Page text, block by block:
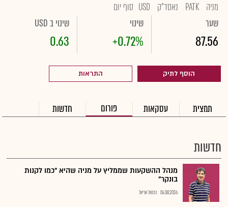
מניה PATK נאסד"ק USD סוף יום
שער
87.56
שינוי
+0.72%
שינוי ב USD
0.63
הוסף לתיק התראות
תמצית עסקאות פורום חדשות
חדשות
מנהל ההשקעות שממליץ על מניה שהיא "כמו לקנות
בונקר"
04.08.2026 נתנאל אריאל